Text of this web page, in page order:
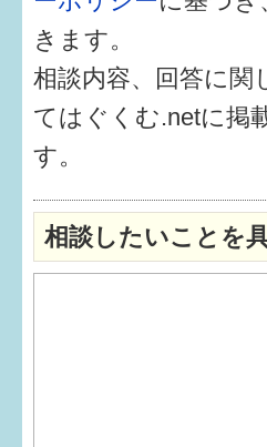
きます。
相談内容、回答に関
てはぐくむ.netに掲
す。
相談したいことを
出産〜3か月
3か月〜6か月
6か月〜1歳
1歳〜3歳
3歳〜就学前
就学後〜